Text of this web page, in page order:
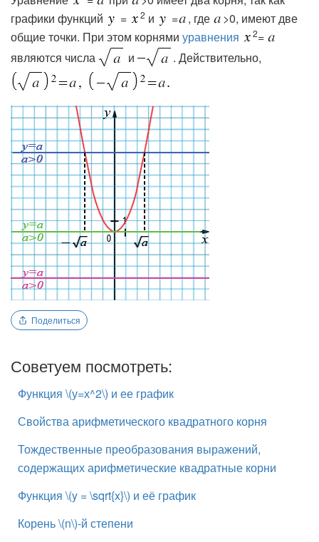
графики функций
= 2 и = , где
>0, имеют две
общие точки. При этом корнями уравнения 2=
являются числа
и . Действительно,
Поделиться
Советуем посмотреть:
Функция \(у=х^2\) и ее график
Свойства арифметического квадратного корня
Тождественные преобразования выражений,
содержащих арифметические квадратные корни
Функция \(y = \sqrt{x}\) и её график
Корень \(n\)-й степени